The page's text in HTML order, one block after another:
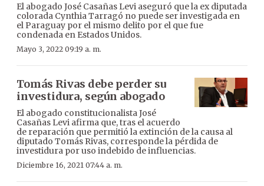
El abogado José Casañas Levi aseguró que la ex diputada
colorada Cynthia Tarragó no puede ser investigada en
el Paraguay por el mismo delito por el que fue
condenada en Estados Unidos.
Mayo 3, 2022 09:19 a. m.
Tomás Rivas debe perder su
investidura, según abogado
El abogado constitucionalista José
Casañas Levi afirma que, tras el acuerdo
de reparación que permitió la extinción de la causa al
diputado Tomás Rivas, corresponde la pérdida de
investidura por uso indebido de influencias.
Diciembre 16, 2021 07:44 a. m.